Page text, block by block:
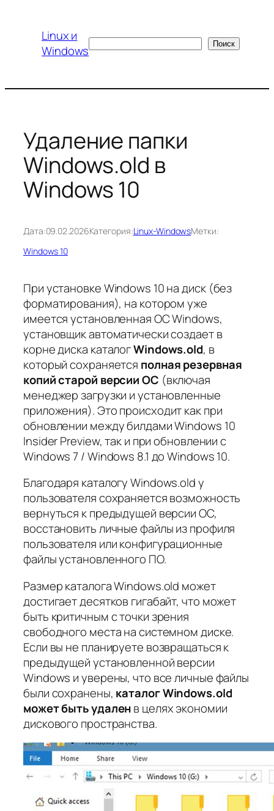
содержимому
Linux и
Windows
Поиск
Удаление папки
Windows.old в
Windows 10
Дата:09.02.2026Категория:Linux-WindowsМетки:
Windows 10
При установке Windows 10 на диск (без
форматирования), на котором уже
имеется установленная ОС Windows,
установщик автоматически создает в
корне диска каталогWindows.old, в
который сохраняется полная резервная
копий старой версии ОС (включая
менеджер загрузки и установленные
приложения). Этопроисходит как при
обновлении между билдами Windows 10
Insider Preview, так и при обновлении с
Windows 7 / Windows 8.1 до Windows 10.
Благодаря каталогу Windows.old у
пользователя сохраняется возможность
вернуться к предыдущей версии ОС,
восстановить личные файлы из профиля
пользователя или конфигурационные
файлы установленного ПО.
Размер каталога Windows.old может
достигает десятков гигабайт, что может
быть критичным с точки зрения
свободного места на системном диске.
Если вы не планируете возвращаться к
предыдущей установленной версии
Windows и уверены, что все личные файлы
были сохранены, каталог Windows.old
может быть удаленв целях экономии
дискового пространства.